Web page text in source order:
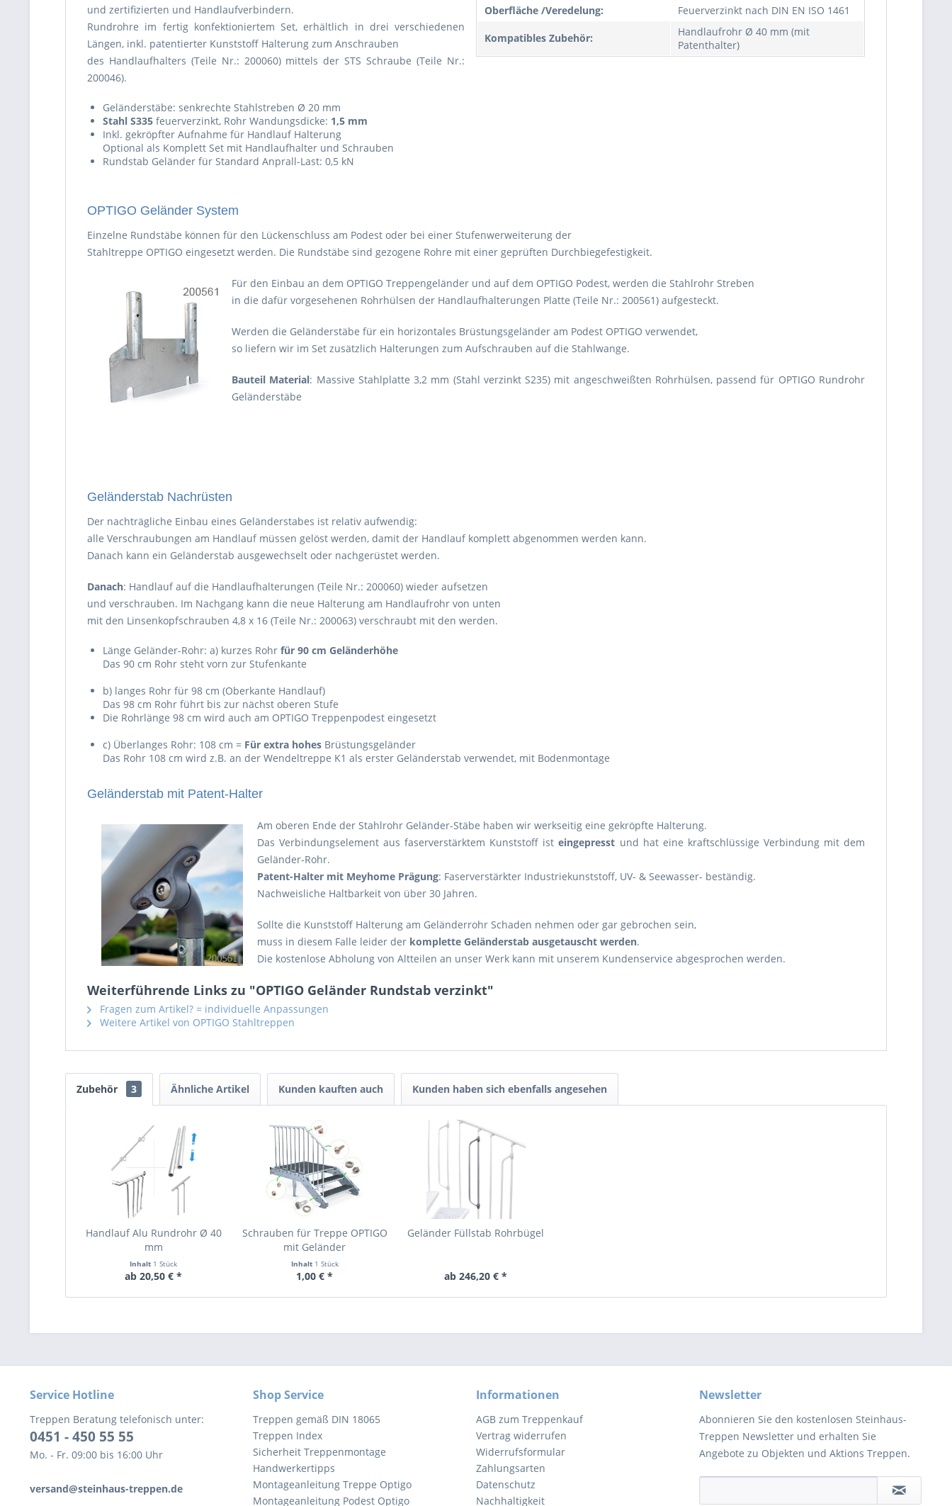
Oberfläche /Veredelung:
Feuerverzinkt nach DIN EN ISO 1461
Kompatibles Zubehör:
Handlaufrohr Ø 40 mm (mit
Patenthalter)
und zertifizierten und Handlaufverbindern.
Rundrohre im fertig konfektioniertem Set, erhältlich in drei verschiedenen
Längen, inkl. patentierter Kunststoff Halterung zum Anschrauben
des Handlaufhalters (Teile Nr.: 200060) mittels der STS Schraube (Teile Nr.:
200046).
Geländerstäbe: senkrechte Stahlstreben Ø 20 mm
Stahl S335 feuerverzinkt, Rohr Wandungsdicke: 1,5 mm
Inkl. gekröpfter Aufnahme für Handlauf Halterung
Optional als Komplett Set mit Handlaufhalter und Schrauben
Rundstab Geländer für Standard Anprall-Last: 0,5 kN
OPTIGO Geländer System
Einzelne Rundstäbe können für den Lückenschluss am Podest oder bei einer Stufenwerweiterung der
Stahltreppe OPTIGO eingesetzt werden. Die Rundstäbe sind gezogene Rohre mit einer geprüften Durchbiegefestigkeit.
Für den Einbau an dem OPTIGO Treppengeländer und auf dem OPTIGO Podest, werden die Stahlrohr Streben
in die dafür vorgesehenen Rohrhülsen der Handlaufhalterungen Platte (Teile Nr.: 200561) aufgesteckt.
Werden die Geländerstäbe für ein horizontales Brüstungsgeländer am Podest OPTIGO verwendet,
so liefern wir im Set zusätzlich Halterungen zum Aufschrauben auf die Stahlwange.
Bauteil Material: Massive Stahlplatte 3,2 mm (Stahl verzinkt S235) mit angeschweißten Rohrhülsen, passend für OPTIGO Rundrohr
Geländerstäbe
Geländerstab Nachrüsten
Der nachträgliche Einbau eines Geländerstabes ist relativ aufwendig:
alle Verschraubungen am Handlauf müssen gelöst werden, damit der Handlauf komplett abgenommen werden kann.
Danach kann ein Geländerstab ausgewechselt oder nachgerüstet werden.
Danach: Handlauf auf die Handlaufhalterungen (Teile Nr.: 200060) wieder aufsetzen
und verschrauben. Im Nachgang kann die neue Halterung am Handlaufrohr von unten
mit den Linsenkopfschrauben 4,8 x 16 (Teile Nr.: 200063) verschraubt mit den werden.
Länge Geländer-Rohr: a) kurzes Rohr für 90 cm Geländerhöhe
Das 90 cm Rohr steht vorn zur Stufenkante
b) langes Rohr für 98 cm (Oberkante Handlauf)
Das 98 cm Rohr führt bis zur nächst oberen Stufe
Die Rohrlänge 98 cm wird auch am OPTIGO Treppenpodest eingesetzt
c) Überlanges Rohr: 108 cm = Für extra hohes Brüstungsgeländer
Das Rohr 108 cm wird z.B. an der Wendeltreppe K1 als erster Geländerstab verwendet, mit Bodenmontage
Geländerstab mit Patent-Halter
Am oberen Ende der Stahlrohr Geländer-Stäbe haben wir werkseitig eine gekröpfte Halterung.
Das Verbindungselement aus faserverstärktem Kunststoff isteingepresst und hat eine kraftschlüssige Verbindung mit dem
Geländer-Rohr.
Patent-Halter mit Meyhome Prägung: Faserverstärkter Industriekunststoff, UV- & Seewasser- beständig.
Nachweisliche Haltbarkeit von über 30 Jahren.
Sollte die Kunststoff Halterung am Geländerrohr Schaden nehmen oder gar gebrochen sein,
muss in diesem Falle leider der komplette Geländerstab ausgetauscht werden.
Die kostenlose Abholung von Altteilen an unser Werk kann mit unserem Kundenservice abgesprochen werden.
Weiterführende Links zu "OPTIGO Geländer Rundstab verzinkt"
Fragen zum Artikel? = individuelle Anpassungen
Weitere Artikel von OPTIGO Stahltreppen
Zubehör 3 Ähnliche Artikel Kunden kauften auch Kunden haben sich ebenfalls angesehen
Handlauf Alu Rundrohr Ø 40
mm
Inhalt 1 Stück
ab 20,50 € *
Schrauben für Treppe OPTIGO
mit Geländer
Inhalt 1 Stück
1,00 € *
Geländer Füllstab Rohrbügel
ab 246,20 € *
Service Hotline
Treppen Beratung telefonisch unter:
0451 - 450 55 55
Mo. - Fr. 09:00 bis 16:00 Uhr
versand@steinhaus-treppen.de
Shop Service
Treppen gemäß DIN 18065
Treppen Index
Sicherheit Treppenmontage
Handwerkertipps
Montageanleitung Treppe Optigo
Montageanleitung Podest Optigo
Informationen
AGB zum Treppenkauf
Vertrag widerrufen
Widerrufsformular
Zahlungsarten
Datenschutz
Nachhaltigkeit
Newsletter
Abonnieren Sie den kostenlosen Steinhaus-
Treppen Newsletter und erhalten Sie
Angebote zu Objekten und Aktions Treppen.